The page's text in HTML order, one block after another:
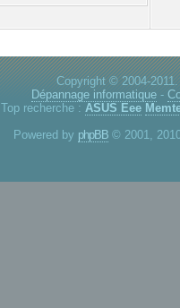
Copyright © 2004-
Dépannage informatique -
Top recherche : ASUS Eee
Powered by phpBB © 2001,